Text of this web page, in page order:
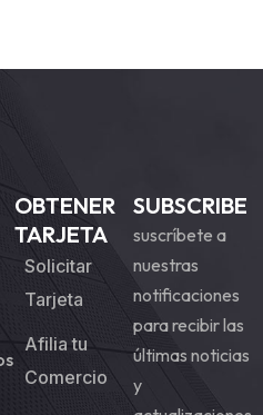
OBTENER
TARJETA
Solicitar
Tarjeta
Afilia tu
Comercio
SUBSCRIBE
suscríbete a
nuestras
notificaciones
para recibir las
últimas noticias
y